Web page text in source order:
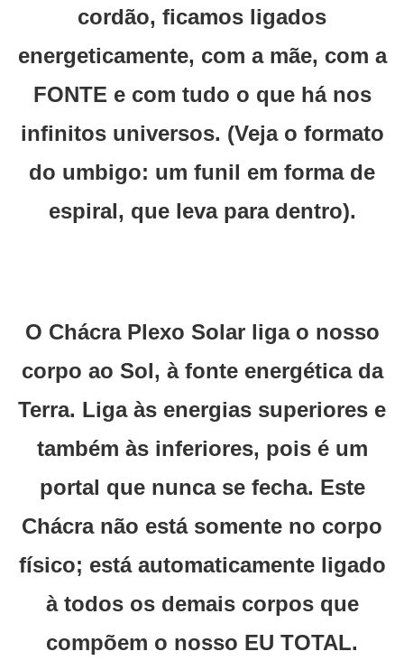
cordão, ficamos ligados
energeticamente, com a mãe, com a
FONTE e com tudo o que há nos
infinitos universos. (Veja o formato
do umbigo: um funil em forma de
espiral, que leva para dentro).
O Chácra Plexo Solar liga o nosso
corpo ao Sol, à fonte energética da
Terra. Liga às energias superiores e
também às inferiores, pois é um
portal que nunca se fecha. Este
Chácra não está somente no corpo
físico; está automaticamente ligado
à todos os demais corpos que
compõem o nosso EU TOTAL.